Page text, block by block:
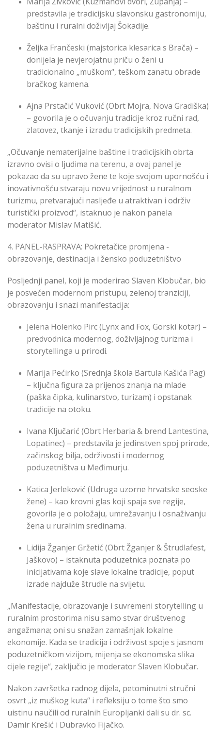
predstavila je tradicijsku slavonsku gastronomiju,
baštinu i ruralni doživljaj Šokadije.
Željka Frančeski (majstorica klesarica s Brača) –
donijela je nevjerojatnu priču o ženi u
tradicionalno „muškom“, teškom zanatu obrade
bračkog kamena.
Ajna Prstačić Vuković (Obrt Mojra, Nova Gradiška)
– govorila je o očuvanju tradicije kroz ručni rad,
zlatovez, tkanje i izradu tradicijskih predmeta.
„Očuvanje nematerijalne baštine i tradicijskih obrta
izravno ovisi o ljudima na terenu, a ovaj panel je
pokazao da su upravo žene te koje svojom upornošću i
inovativnošću stvaraju novu vrijednost u ruralnom
turizmu, pretvarajući nasljeđe u atraktivan i održiv
turistički proizvod“, istaknuo je nakon panela
moderator Mislav Matišić.
4. PANEL-RASPRAVA: Pokretačice promjena -
obrazovanje, destinacija i žensko poduzetništvo
Posljednji panel, koji je moderirao Slaven Klobučar, bio
je posvećen modernom pristupu, zelenoj tranziciji,
obrazovanju i snazi manifestacija:
Jelena Holenko Pirc (Lynx and Fox, Gorski kotar) –
predvodnica modernog, doživljajnog turizma i
storytellinga u prirodi.
Marija Pećirko (Srednja škola Bartula Kašića Pag)
– ključna figura za prijenos znanja na mlade
(paška čipka, kulinarstvo, turizam) i opstanak
tradicije na otoku.
Ivana Ključarić (Obrt Herbaria & brend Lantestina,
Lopatinec) – predstavila je jedinstven spoj prirode,
začinskog bilja, održivosti i modernog
poduzetništva u Međimurju.
Katica Jerleković (Udruga uzorne hrvatske seoske
žene) – kao krovni glas koji spaja sve regije,
govorila je o položaju, umrežavanju i osnaživanju
žena u ruralnim sredinama.
Lidija Žganjer Gržetić (Obrt Žganjer & Štrudlafest,
Jaškovo) – istaknuta poduzetnica poznata po
inicijativama koje slave lokalne tradicije, poput
izrade najduže štrudle na svijetu.
„Manifestacije, obrazovanje i suvremeni storytelling u
ruralnim prostorima nisu samo stvar društvenog
angažmana; oni su snažan zamašnjak lokalne
ekonomije. Kada se tradicija i održivost spoje s jasnom
poduzetničkom vizijom, mijenja se ekonomska slika
cijele regije“, zaključio je moderator Slaven Klobučar.
Nakon završetka radnog dijela, petominutni stručni
osvrt „iz muškog kuta“ i refleksiju o tome što smo
uistinu naučili od ruralnih Europljanki dali su dr. sc.
Damir Krešić i Dubravko Fijačko.